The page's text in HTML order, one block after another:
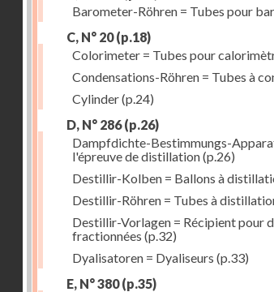
Barometer-Röhren = Tubes pour
C, N° 20(p.18)
Colorimeter = Tubes pour
Condensations-Röhren = Tubes à
Cylinder(p.24)
D, N° 286(p.26)
Dampfdichte-Bestimmungs-
l'épreuve de distillation(p.26)
Destillir-Kolben = Ballons à
Destillir-Röhren = Tubes à
Destillir-Vorlagen = Récipient pour
fractionnées (p.32)
Dyalisatoren = Dyaliseurs (p.33)
E, N° 380(p.35)